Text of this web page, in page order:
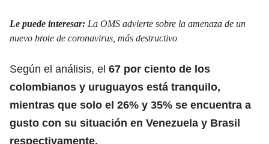
Le puede interesar: La OMS advierte sobre la amenaza de un
nuevo brote de coronavirus, más destructivo
Según el análisis, el 67 por ciento de los
colombianos y uruguayos está tranquilo,
mientras que solo el 26% y 35% se encuentra a
gusto con su situación en Venezuela y Brasil
respectivamente.